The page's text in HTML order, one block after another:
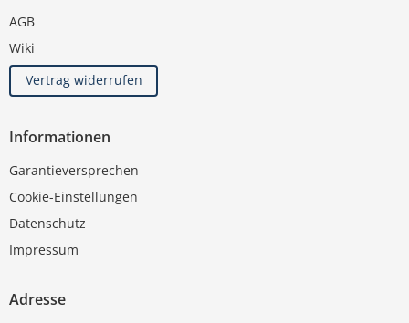
AGB
Wiki
Vertrag widerrufen
Informationen
Garantieversprechen
Cookie-Einstellungen
Datenschutz
Impressum
Adresse